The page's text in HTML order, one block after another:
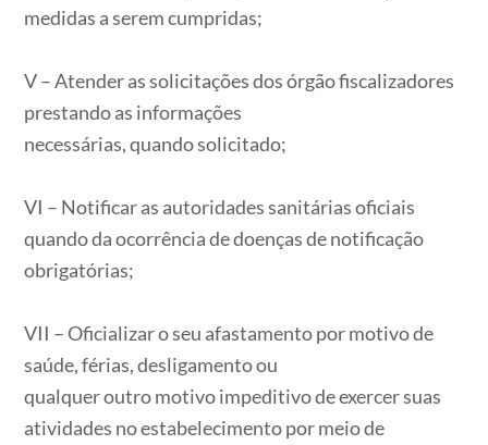
medidas a serem cumpridas;
V – Atender as solicitações dos órgão fiscalizadores
prestando as informações
necessárias, quando solicitado;
VI – Notificar as autoridades sanitárias oficiais
quando da ocorrência de doenças de notificação
obrigatórias;
VII – Oficializar o seu afastamento por motivo de
saúde, férias, desligamento ou
qualquer outro motivo impeditivo de exercer suas
atividades no estabelecimento por meio de